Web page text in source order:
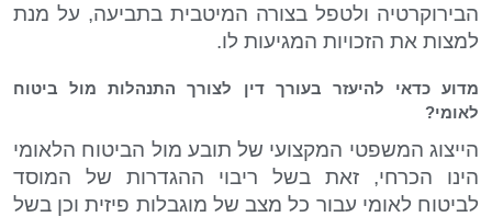
הבירוקרטיה ולטפל בצורה המיטבית בתביעה, על מנת
למצות את הזכויות המגיעות לו.
מדוע כדאי להיעזר בעורך דין לצורך התנהלות מול ביטוח
לאומי?
הייצוג המשפטי המקצועי של תובע מול הביטוח הלאומי
הינו הכרחי, זאת בשל ריבוי ההגדרות של המוסד
לביטוח לאומי עבור כל מצב של מוגבלות פיזית וכן בשל